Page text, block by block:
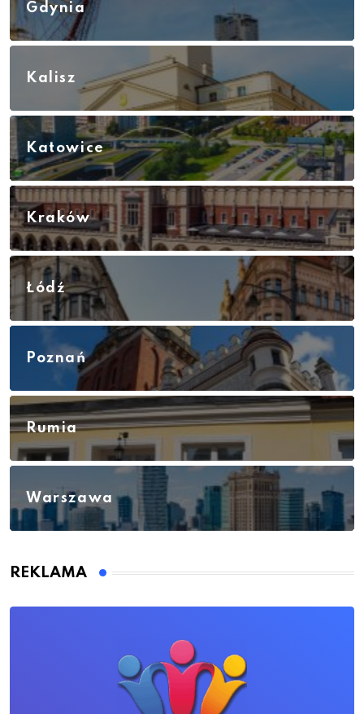
Gdynia
Kalisz
Katowice
Kraków
Łódź
Poznań
Rumia
Warszawa
REKLAMA